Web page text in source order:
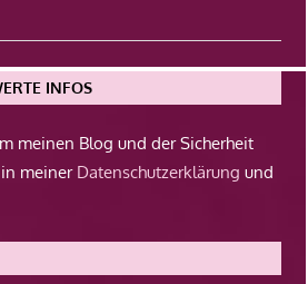
INFOS
meinen Blog und der Sicherheit
meiner Datenschutzerklärung und